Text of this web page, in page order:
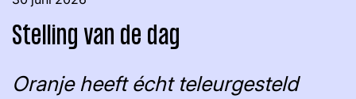
Stelling van de dag
Oranje heeft écht teleurgesteld